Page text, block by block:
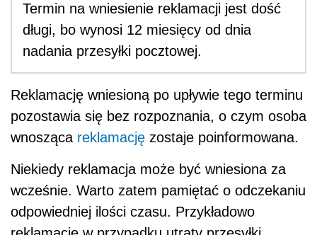
Termin na wniesienie reklamacji jest dość
długi, bo wynosi 12 miesięcy od dnia
nadania przesyłki pocztowej.
Reklamację wniesioną po upływie tego terminu
pozostawia się bez rozpoznania, o czym osoba
wnosząca reklamację zostaje poinformowana.
Niekiedy reklamacja może być wniesiona za
wcześnie. Warto zatem pamiętać o odczekaniu
odpowiedniej ilości czasu. Przykładowo